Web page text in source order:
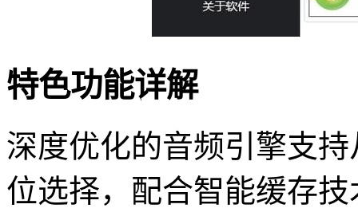
特色功能详解
深度优化的音频引擎支
位选择，配合智能缓存